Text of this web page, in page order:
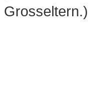
Grosseltern.)